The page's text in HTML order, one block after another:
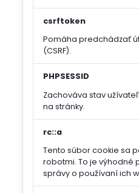
csrftoken
Pomáha predchádzať
(CSRF).
PHPSESSID
Zachováva stav
na stránky.
rc::a
Tento súbor cookie sa
robotmi. To je výhodné
správy o používaní ich